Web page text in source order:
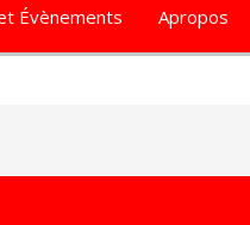
Évènements Apropos